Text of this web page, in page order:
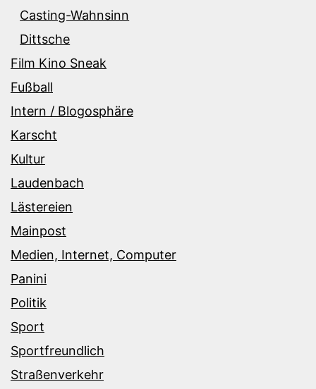
Casting-Wahnsinn
Dittsche
Film Kino Sneak
Fußball
Intern / Blogosphäre
Karscht
Kultur
Laudenbach
Lästereien
Mainpost
Medien, Internet, Computer
Panini
Politik
Sport
Sportfreundlich
Straßenverkehr